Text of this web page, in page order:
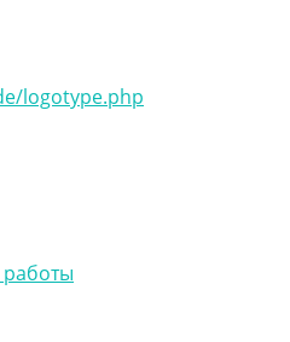
logotype.php